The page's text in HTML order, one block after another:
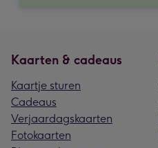
Kaarten & cadeaus
Kaartje sturen
Cadeaus
Verjaardagskaarten
Fotokaarten